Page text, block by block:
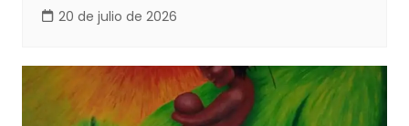
20 de julio de 2026